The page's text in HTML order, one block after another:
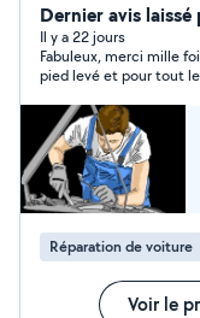
véhicule. Travail
Dernier avis
Il y a 22 jours
Fabuleux, merci mille
pied levé et pour tout
recommande vivement !!!
Réparation de voiture
Voir le